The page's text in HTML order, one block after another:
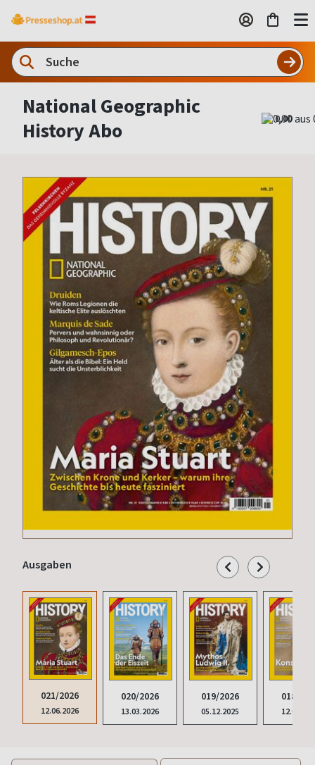
National Geographic
History Abo
0,00
Ausgaben
021/2026
12.06.2026
020/2026
13.03.2026
019/2026
05.12.2025
018/